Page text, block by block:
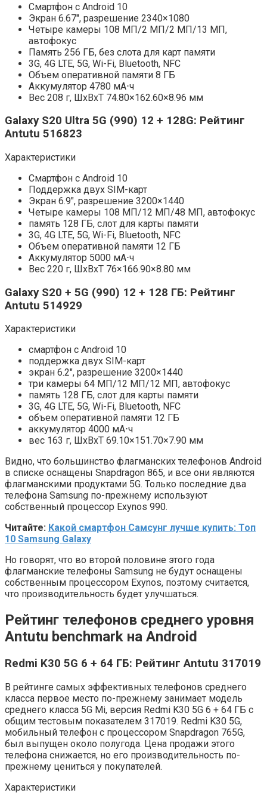
Смартфон с Android 10
Экран 6.67″, разрешение 2340×1080
Четыре камеры 108 МП/2 МП/2 МП/13 МП,
автофокус
Память 256 ГБ, без слота для карт памяти
3G, 4G LTE, 5G, Wi-Fi, Bluetooth, NFC
Объем оперативной памяти 8 ГБ
Аккумулятор 4780 мА⋅ч
Вес 208 г, ШxВxТ 74.80×162.60×8.96 мм
Galaxy S20 Ultra 5G (990) 12 + 128G: Рейтинг
Antutu 516823
Характеристики
Смартфон с Android 10
Поддержка двух SIM-карт
Экран 6.9″, разрешение 3200×1440
Четыре камеры 108 МП/12 МП/48 МП, автофокус
память 128 ГБ, слот для карты памяти
3G, 4G LTE, 5G, Wi-Fi, Bluetooth, NFC
Объем оперативной памяти 12 ГБ
Аккумулятор 5000 мА⋅ч
Вес 220 г, ШxВxТ 76×166.90×8.80 мм
Galaxy S20 + 5G (990) 12 + 128 ГБ: Рейтинг
Antutu 514929
Характеристики
смартфон с Android 10
поддержка двух SIM-карт
экран 6.2″, разрешение 3200×1440
три камеры 64 МП/12 МП/12 МП, автофокус
память 128 ГБ, слот для карты памяти
3G, 4G LTE, 5G, Wi-Fi, Bluetooth, NFC
объем оперативной памяти 12 ГБ
аккумулятор 4000 мА⋅ч
вес 163 г, ШxВxТ 69.10×151.70×7.90 мм
Видно, что большинство флагманских телефонов Android
в списке оснащены Snapdragon 865, и все они являются
флагманскими продуктами 5G. Только последние два
телефона Samsung по-прежнему используют
собственный процессор Exynos 990.
Читайте: Какой смартфон Самсунг лучше купить: Топ
10 Samsung Galaxy
Но говорят, что во второй половине этого года
флагманские телефоны Samsung не будут оснащены
собственным процессором Exynos, поэтому считается,
что производительность будет улучшаться.
Рейтинг телефонов среднего уровня
Antutu benchmark на Android
Redmi K30 5G 6 + 64 ГБ: Рейтинг Antutu 317019
В рейтинге самых эффективных телефонов среднего
класса первое место по-прежнему занимает модель
среднего класса 5G Mi, версия Redmi K30 5G 6 + 64 ГБ с
общим тестовым показателем 317019. Redmi K30 5G,
мобильный телефон с процессором Snapdragon 765G,
был выпущен около полугода. Цена продажи этого
телефона снижается, но его производительность по-
прежнему цениться у покупателей.
Характеристики